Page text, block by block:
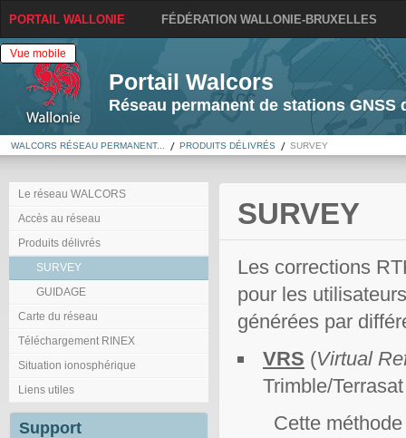
PORTAIL WALLONIE FÉDÉRATION WALLONIE-BRUXELLES
Vue mobile
Portail Walcors
Réseau permanent de stations GNSS
WALCORS RÉSEAU PERMANENT... PRODUITS DÉLIVRÉS SURVEY
Le réseau WALCORS
Accès au réseau
Produits délivrés
SURVEY
GUIDAGE
Carte du réseau
Téléchargement RINEX
Situation ionosphérique
Liens utiles
Support
SURVEY
Les corrections
pour les
générées par
VRS (Virtual
Trimble/
Cette